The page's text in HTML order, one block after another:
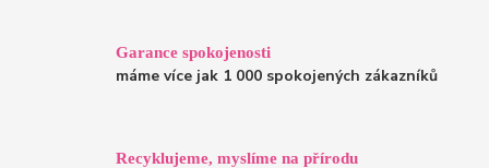
Garance spokojenosti
máme více jak 1 000 spokojených zákazníků
Recyklujeme, myslíme na přírodu